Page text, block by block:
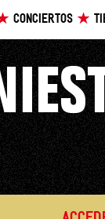
CONCIERTOS